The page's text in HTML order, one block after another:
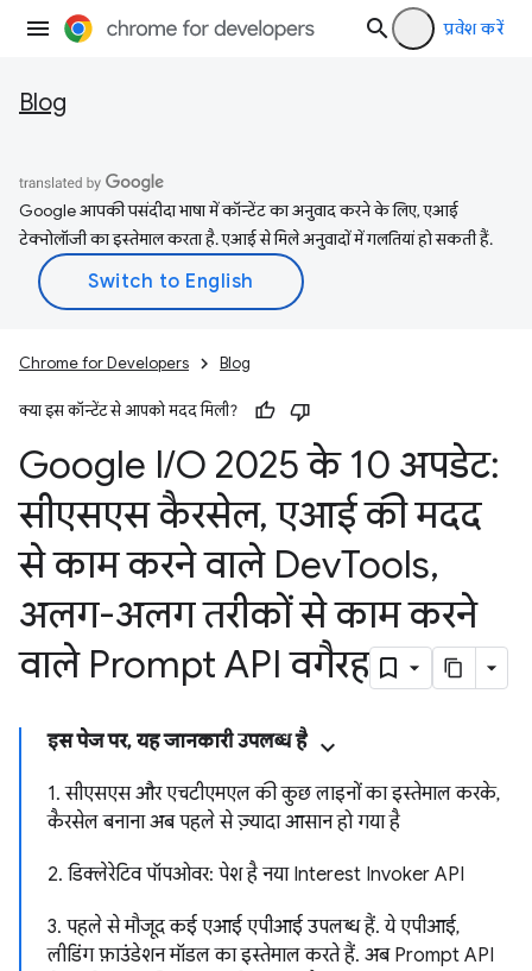
प्रवेश करें
Blog
Google आपकी पसंदीदा भाषा में कॉन्टेंट का अनुवाद करने के लिए, एआई
टेक्नोलॉजी का इस्तेमाल करता है. एआई से मिले अनुवादों में गलतियां हो सकती हैं.
Chrome for Developers Blog
क्या इस कॉन्टेंट से आपको मदद मिली?
Google I/O 2025 के 10 अपडेट:
सीएसएस कैरसेल, एआई की मदद
से काम करने वाले DevTools,
अलग-अलग तरीकों से काम करने
वाले Prompt API वगैरह
इस पेज पर, यह जानकारी उपलब्ध है
1. सीएसएस और एचटीएमएल की कुछ लाइनों का इस्तेमाल करके,
कैरसेल बनाना अब पहले से ज़्यादा आसान हो गया है
2. डिक्लेरेटिव पॉपओवर: पेश है नया Interest Invoker API
3. पहले से मौजूद कई एआई एपीआई उपलब्ध हैं. ये एपीआई,
लीडिंग फ़ाउंडेशन मॉडल का इस्तेमाल करते हैं. अब Prompt API